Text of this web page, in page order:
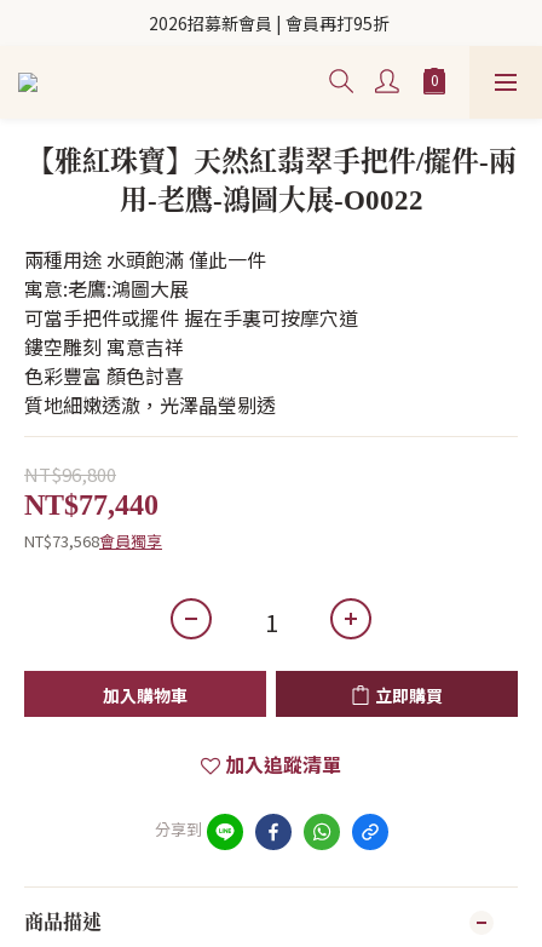
2026招募新會員 | 會員再打95折
【雅紅珠寶】天然紅翡翠手把件/擺件-兩
用-老鷹-鴻圖大展-O0022
兩種用途 水頭飽滿 僅此一件
寓意:老鷹:鴻圖大展
可當手把件或擺件 握在手裏可按摩穴道
鏤空雕刻 寓意吉祥
色彩豐富 顏色討喜
質地細嫩透澈，光澤晶瑩剔透
NT$96,800
NT$77,440
NT$73,568會員獨享
加入購物車 立即購買
加入追蹤清單
分享到
商品描述